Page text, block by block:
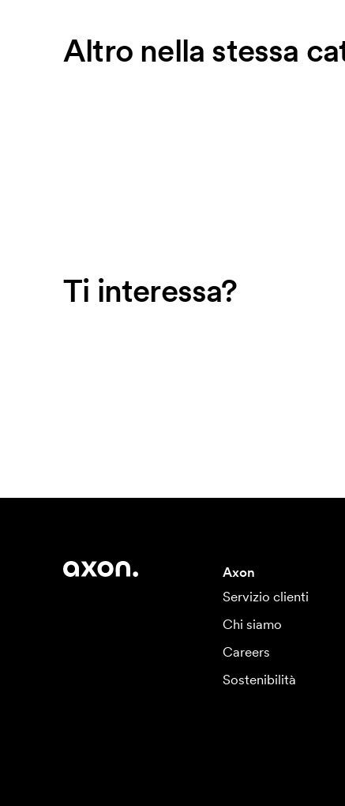
Altro nella stessa
Ti interessa?
Axon
Servizio clienti
Chi siamo
Careers
Sostenibilità